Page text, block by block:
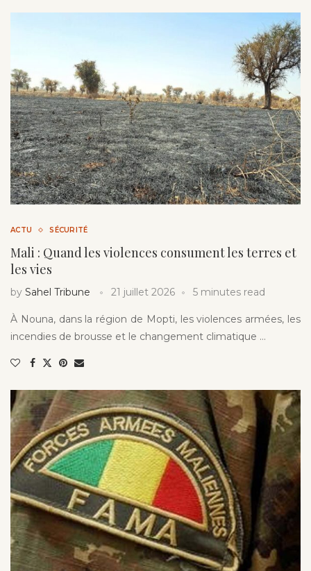
ACTU SÉCURITÉ
Mali : Quand les violences consument les terres et
les vies
by Sahel Tribune 21 juillet 2026 5 minutes read
À Nouna, dans la région de Mopti, les violences armées, les
incendies de brousse et le changement climatique …